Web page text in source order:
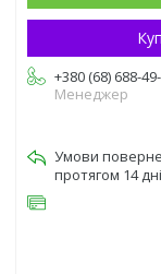
+380 (68) 688-
Менеджер
протягом 14